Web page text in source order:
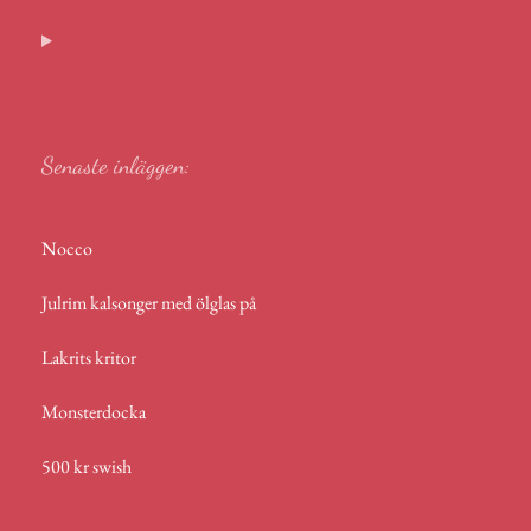
Senaste inläggen:
Nocco
Julrim kalsonger med ölglas på
Lakrits kritor
Monsterdocka
500 kr swish